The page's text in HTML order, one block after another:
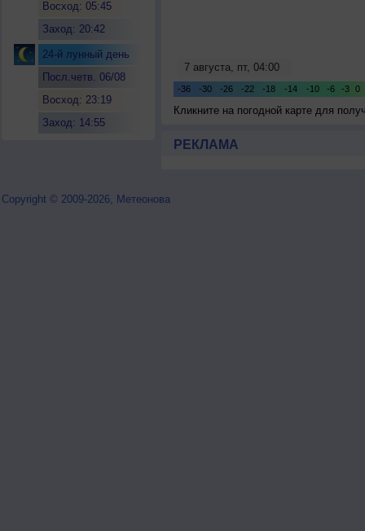
Восход: 05:45
Заход: 20:42
24-й лунный день
Посл.четв. 06/08
Восход: 23:19
Заход: 14:55
Кликните на погодной карте для
РЕКЛАМА
Copyright © 2009-2026, Метеонова